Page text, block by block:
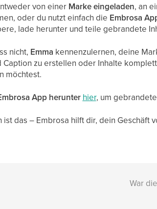
von einer Marke eingeladen, an
oder du nutzt einfach die Embrosa
lade herunter und teile gebrandete
nicht, Emma kennenzulernen, deine
Caption zu erstellen oder Inhalte
möchtest.
App herunter hier, um
ist das – Embrosa hilft dir, dein
War